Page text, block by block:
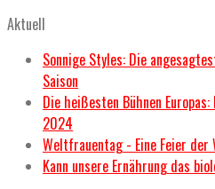
Aktuell
Sonnige Styles: Die
Saison
Die heißesten Bühnen
2024
Weltfrauentag - Eine Feier der
Kann unsere Ernährung das